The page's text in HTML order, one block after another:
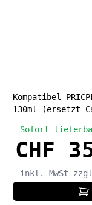
Kompatibel
130ml (ersetzt
Sofort
CHF
inkl. MwSt